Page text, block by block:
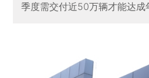
季度需交付近50万辆才能达成